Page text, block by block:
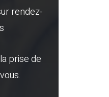
rendez-
prise de